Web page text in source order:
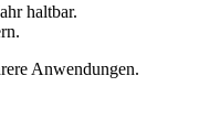
haltbar.
Anwendungen.